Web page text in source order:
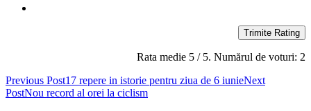
Trimite Rating
Rata medie 5 / 5. Numărul de voturi: 2
Post
navigation
Previous Post17 repere in istorie pentru ziua de 6 iunieNext
PostNou record al orei la ciclism